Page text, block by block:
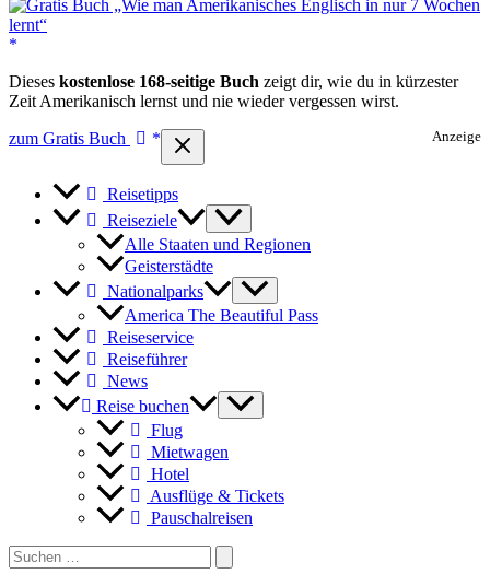
Dieses kostenlose 168-seitige Buch zeigt dir, wie du in kürzester
Zeit Amerikanisch lernst und nie wieder vergessen wirst.
zum Gratis Buch
Anzeige
Reisetipps
Reiseziele
Alle Staaten und Regionen
Geisterstädte
Nationalparks
America The Beautiful Pass
Reiseservice
Reiseführer
News
Reise buchen
Flug
Mietwagen
Hotel
Ausflüge & Tickets
Pauschalreisen
Search
for: